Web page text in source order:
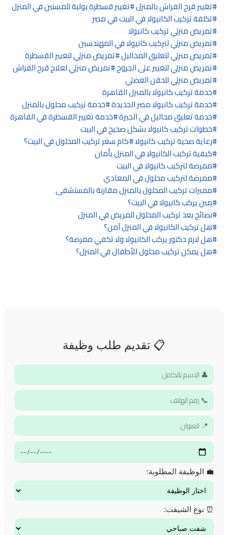
تغيير قرح الفراش بالمنزل تغيير قسطرة بولية للمسنين في المنزل
تكلفة تركيب الكانيولا في البيت في مصر
تمريض منزلي تركيب كانيولا
تمريض منزلي لتركيب كانيولا في المهندسين
تمريض منزلي لتعليق المحاليل تمريض منزلي لتغيير القسطرة
تمريض منزلي لتغيير على الجروح تمريض منزلي لعلاج قرح الفراش
تمريض منزلي للحقن العضلي
خدمة تركيب كانيولا بالمنزل القاهرة
خدمة تركيب كانيولا مصر الجديدة خدمة تركيب محلول بالمنزل
خدمة تعليق محاليل في الجيزة خدمة تغيير القسطرة في القاهرة
خطوات تركيب كانيولا بشكل صحيح في البيت
رعاية صحية تركيب كانيولا كام سعر تركيب المحلول في البيت؟
كيفية تركيب الكانيولا في المنزل بأمان
ممرضة لتركيب كانيولا في البيت
ممرضة لتركيب محلول في المعادي
مميزات تركيب المحلول بالمنزل مقارنة بالمستشفى
مين يركب كانيولا في البيت؟
نصائح بعد تركيب المحلول للمريض في المنزل
هل تركيب الكانيولا في المنزل آمن؟
هل لازم دكتور يركب الكانيولا ولا تكفي ممرضة؟
هل يمكن تركيب محلول للأطفال في المنزل؟
📋 تقديم طلب وظيفة
💼 الوظيفة المطلوبة:
⏰ نوع الشيفت: